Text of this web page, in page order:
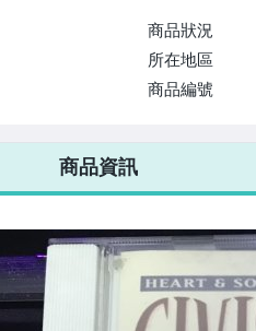
商品狀況
所在地區
商品編號
商品資訊